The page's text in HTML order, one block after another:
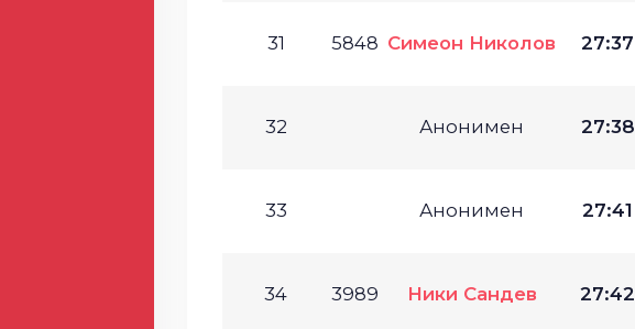
31 5848 Симеон Николов 27:37
32 Анонимен 27:38
33 Анонимен 27:41
34 3989 Ники Сандев 27:42